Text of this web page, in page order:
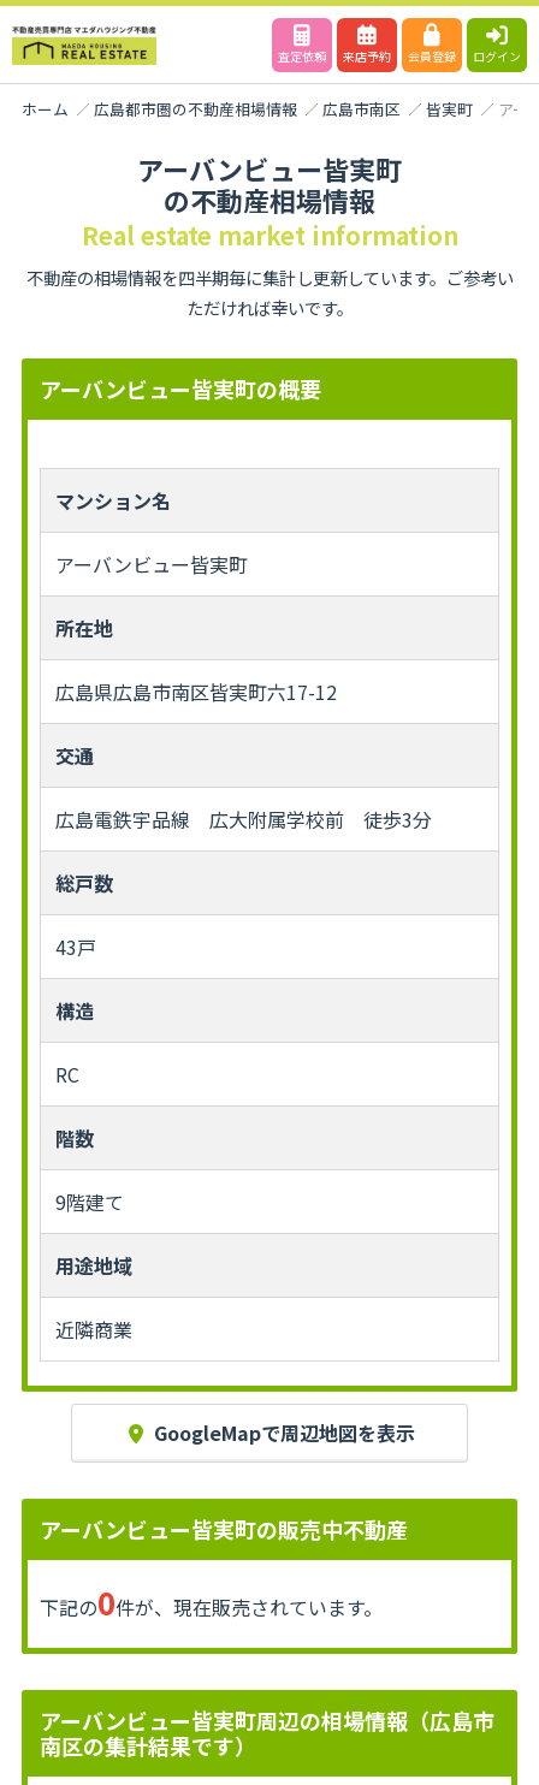
査定依頼 来店予約 会員登録 ログイン
ホーム 広島都市圏の不動産相場情報 広島市南区 皆実町 アー
アーバンビュー皆実町
の不動産相場情報
Real estate market information
不動産の相場情報を四半期毎に集計し更新しています。ご参考い
ただければ幸いです。
アーバンビュー皆実町の概要
マンション名
アーバンビュー皆実町
所在地
広島県広島市南区皆実町六17-12
交通
広島電鉄宇品線 広大附属学校前 徒歩3分
総戸数
43戸
構造
RC
階数
9階建て
用途地域
近隣商業
GoogleMapで周辺地図を表示
アーバンビュー皆実町の販売中不動産
下記の0件が、現在販売されています。
アーバンビュー皆実町周辺の相場情報（広島市
南区の集計結果です）